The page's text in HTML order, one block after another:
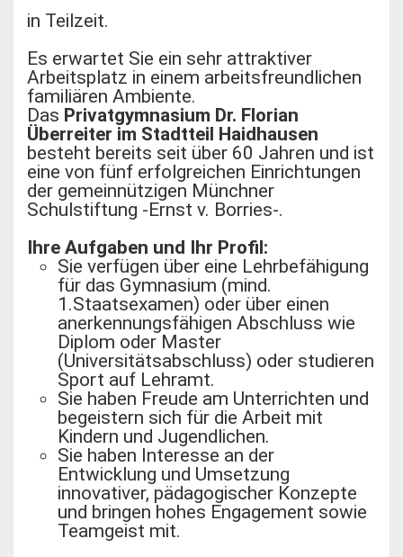
in Teilzeit.
Es erwartet Sie ein sehr attraktiver
Arbeitsplatz in einem arbeitsfreundlichen
familiären Ambiente.
Das Privatgymnasium Dr. Florian
Überreiter im Stadtteil Haidhausen
besteht bereits seit über 60 Jahren und ist
eine von fünf erfolgreichen Einrichtungen
der gemeinnützigen Münchner
Schulstiftung -Ernst v. Borries-.
Ihre Aufgaben und Ihr Profil:
Sie verfügen über eine Lehrbefähigung
für das Gymnasium (mind.
1.Staatsexamen) oder über einen
anerkennungsfähigen Abschluss wie
Diplom oder Master
(Universitätsabschluss) oder studieren
Sport auf Lehramt.
Sie haben Freude am Unterrichten und
begeistern sich für die Arbeit mit
Kindern und Jugendlichen.
Sie haben Interesse an der
Entwicklung und Umsetzung
innovativer, pädagogischer Konzepte
und bringen hohes Engagement sowie
Teamgeist mit.